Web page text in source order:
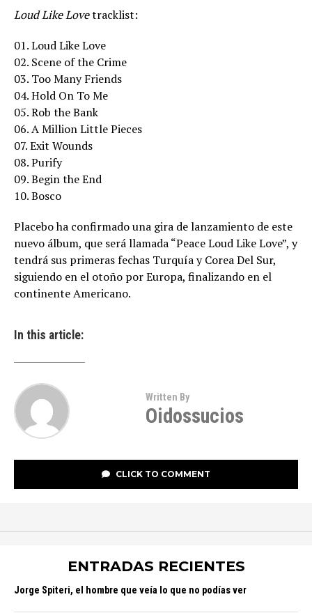
Loud Like Lovetracklist:
01. Loud Like Love
02. Scene of the Crime
03. Too Many Friends
04. Hold On To Me
05. Rob the Bank
06. A Million Little Pieces
07. Exit Wounds
08. Purify
09. Begin the End
10. Bosco
Placebo ha confirmado una gira de lanzamiento de este
nuevo álbum, que será llamada “Peace Loud Like Love”, y
tendrá sus primeras fechas Turquía y Corea Del Sur,
siguiendo en el otoño por Europa, finalizando en el
continente Americano.
In this article:
Written By
Oidossucios
CLICK TO COMMENT
ENTRADAS RECIENTES
Jorge Spiteri, el hombre que veía lo que no podías ver